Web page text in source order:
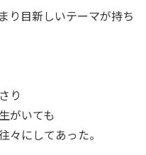
り目新しいテーマが持ち
り
がいても
々にしてあった。